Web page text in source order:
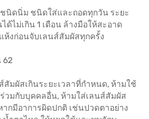
นิดนิ่ม ชนิดใส่และถอดทุกวัน ระยะ
ด้ไม่เกิน 1 เดือน ล้างมือให้สะอาด
ห้งก่อนจับเลนส์สัมผัสทุกครั้ง
62
สัมผัสเกินระยะเวลาที่กำหนด, ห้ามใช้
วมกับบุคคลอื่น, ห้ามใส่เลนส์สัมผัส
ากมีอาการผิดปกติ เช่นปวดตาอย่าง